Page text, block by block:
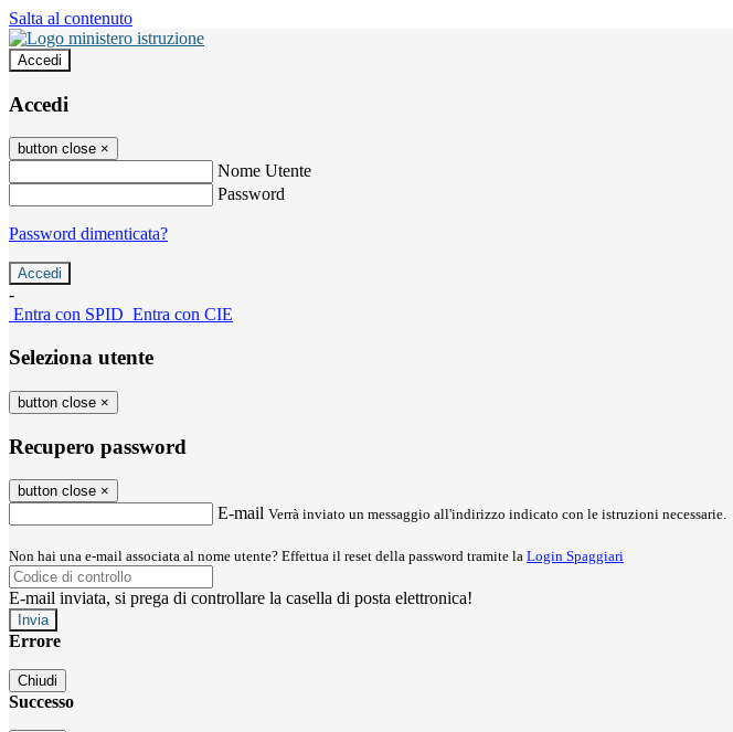
Salta al contenuto
Accedi
Accedi
button close ×
Nome Utente
Password
Password dimenticata?
-
Entra con SPID Entra con CIE
Seleziona utente
button close ×
Recupero password
button close ×
E-mail Verrà inviato un messaggio all'indirizzo indicato con le istruzioni necessarie.
Non hai una e-mail associata al nome utente? Effettua il reset della password tramite la Login Spaggiari
E-mail inviata, si prega di controllare la casella di posta elettronica!
Errore
Chiudi
Successo